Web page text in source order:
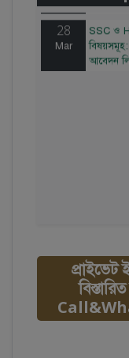
28
Mar
SSC ও
আবেদন
প্রাইভেট